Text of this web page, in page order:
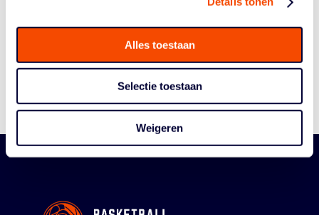
Alles toestaan
Selectie toestaan
Weigeren
Bestuur En Commissies
Medewerkers